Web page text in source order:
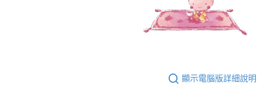
顯示電腦版詳細說明